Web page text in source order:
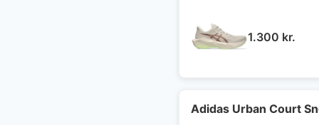
1.300 kr.
Adidas Urban Court